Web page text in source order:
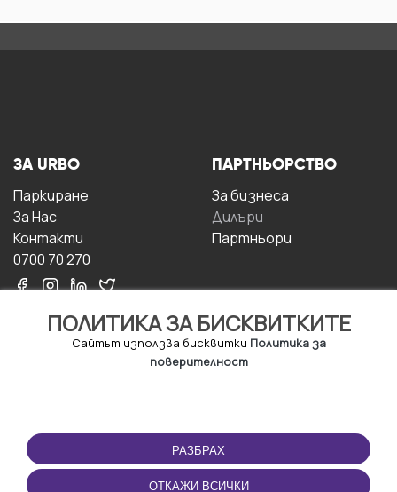
ПОЛИТИКА ЗА БИСКВИТКИТЕ
Сайтът използва бисквитки Политика за
поверителност
РАЗБРАХ
ОТКАЖИ ВСИЧКИ
ЗА URBO
Паркиране
За Hас
Контакти
0700 70 270
ПАРТНЬОРСТВО
За бизнесa
Дилъри
Партньори
ПОЛЗВАНЕ
Правила и условия за
ползване
ПРИЛОЖЕНИЕТО